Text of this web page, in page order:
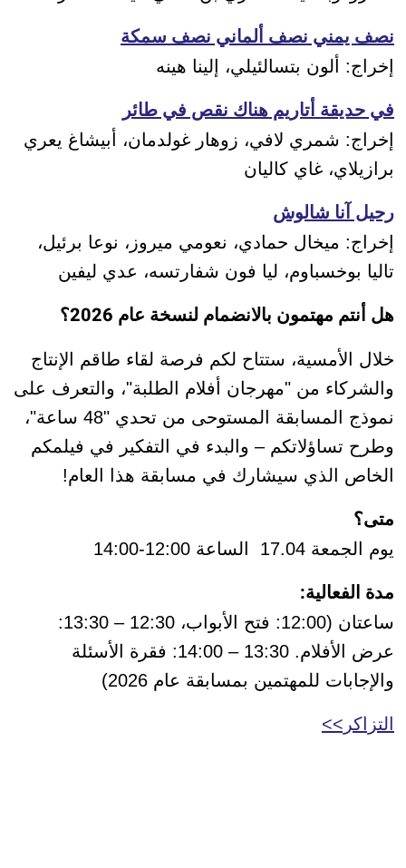
نصف يمني نصف ألماني نصف سمكة
إخراج: ألون بتسالئيلي، إلينا هينه
في حديقة أتاريم هناك نقص في طائر
إخراج: شمري لافي، زوهار غولدمان، أبيشاغ يعري
برازيلاي، غاي كاليان
رحيل آنا شالوش
إخراج: ميخال حمادي، نعومي ميروز، نوعا برئيل،
تاليا بوخسباوم، ليا فون شفارتسه، عدي ليفين
هل أنتم مهتمون بالانضمام لنسخة عام 2026؟
خلال الأمسية، ستتاح لكم فرصة لقاء طاقم الإنتاج
والشركاء من "مهرجان أفلام الطلبة"، والتعرف على
نموذج المسابقة المستوحى من تحدي "48 ساعة"،
وطرح تساؤلاتكم – والبدء في التفكير في فيلمكم
الخاص الذي سيشارك في مسابقة هذا العام!
متى؟
يوم الجمعة 17.04 الساعة 12:00-14:00
مدة الفعالية:
ساعتان (12:00: فتح الأبواب، 12:30 – 13:30:
عرض الأفلام. 13:30 – 14:00: فقرة الأسئلة
والإجابات للمهتمين بمسابقة عام 2026)
التزاكر>>